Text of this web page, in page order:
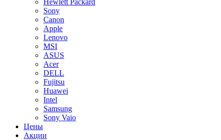
Hewlett Packard
Sony
Canon
Apple
Lenovo
MSI
ASUS
Acer
DELL
Fujitsu
Huawei
Intel
Samsung
Sony Vaio
Цены
Акции